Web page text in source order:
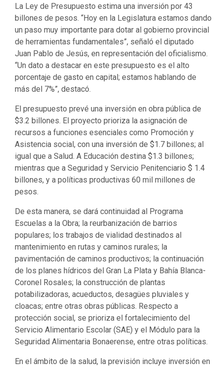
La Ley de Presupuesto estima una inversión por 43
billones de pesos. “Hoy en la Legislatura estamos dando
un paso muy importante para dotar al gobierno provincial
de herramientas fundamentales”, señaló el diputado
Juan Pablo de Jesús, en representación del oficialismo.
“Un dato a destacar en este presupuesto es el alto
porcentaje de gasto en capital; estamos hablando de
más del 7%”, destacó.
El presupuesto prevé una inversión en obra pública de
$3.2 billones. El proyecto prioriza la asignación de
recursos a funciones esenciales como Promoción y
Asistencia social, con una inversión de $1.7 billones; al
igual que a Salud. A Educación destina $1.3 billones;
mientras que a Seguridad y Servicio Penitenciario $ 1.4
billones, y a políticas productivas 60 mil millones de
pesos.
De esta manera, se dará continuidad al Programa
Escuelas a la Obra; la reurbanización de barrios
populares; los trabajos de vialidad destinados al
mantenimiento en rutas y caminos rurales; la
pavimentación de caminos productivos; la continuación
de los planes hídricos del Gran La Plata y Bahía Blanca-
Coronel Rosales; la construcción de plantas
potabilizadoras, acueductos, desagües pluviales y
cloacas; entre otras obras públicas. Respecto a
protección social, se prioriza el fortalecimiento del
Servicio Alimentario Escolar (SAE) y el Módulo para la
Seguridad Alimentaria Bonaerense, entre otras políticas.
En el ámbito de la salud, la previsión incluye inversión en